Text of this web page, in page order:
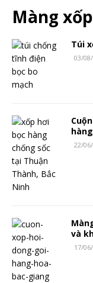
Màng
Túi
03/
22/
và
17/